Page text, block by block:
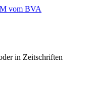
vom BVA
in Zeitschriften